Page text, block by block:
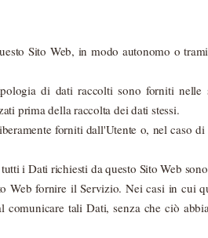
Sito Web, in modo autonomo o
di dati raccolti sono forniti
prima della raccolta dei dati stessi.
forniti dall'Utente o, nel caso
i Dati richiesti da questo Sito Web
Web fornire il Servizio. Nei casi in
comunicare tali Dati, senza che ciò